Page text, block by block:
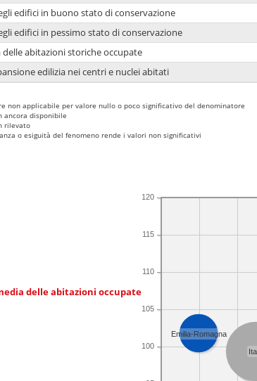
edifici in buono stato di conservazione
edifici in pessimo stato di conservazione
delle abitazioni storiche occupate
edilizia nei centri e nuclei abitati
non applicabile per valore nullo o poco significativo del denominatore
ancora disponibile
rilevato
o esiguità del fenomeno rende i valori non significativi
delle abitazioni occupate
100
105
110
115
120
Emilia-Romagna